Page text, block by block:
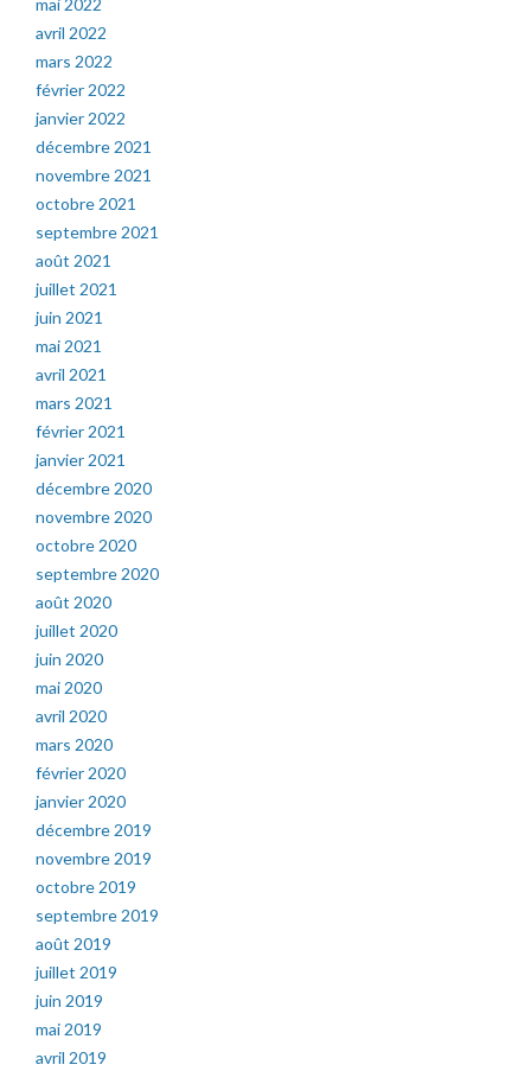
avril 2022
mars 2022
février 2022
janvier 2022
décembre 2021
novembre 2021
octobre 2021
septembre 2021
août 2021
juillet 2021
juin 2021
mai 2021
avril 2021
mars 2021
février 2021
janvier 2021
décembre 2020
novembre 2020
octobre 2020
septembre 2020
août 2020
juillet 2020
juin 2020
mai 2020
avril 2020
mars 2020
février 2020
janvier 2020
décembre 2019
novembre 2019
octobre 2019
septembre 2019
août 2019
juillet 2019
juin 2019
mai 2019
avril 2019